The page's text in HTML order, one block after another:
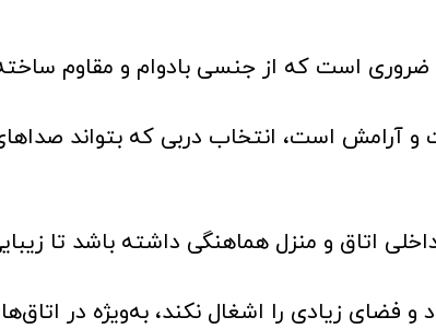
ضروری است که از جنسی بادوام و مقاوم
و آرامش است، انتخاب دربی که بتواند
اتاق و منزل هماهنگی داشته باشد تا
و فضای زیادی را اشغال نکند، به‌ویژه در